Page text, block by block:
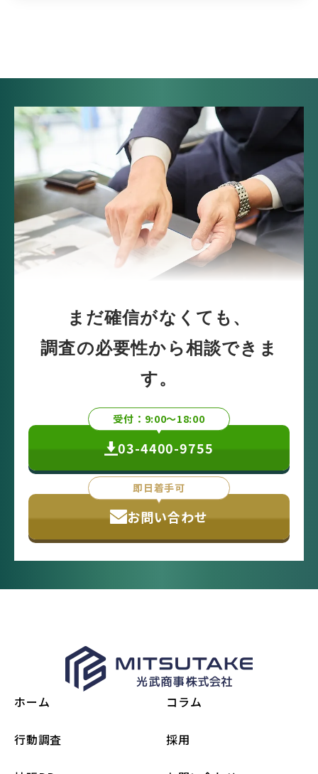
まだ確信がなくても、
調査の必要性から相談できま
す。
受付：9:00〜18:00
03-4400-9755
即日着手可
お問い合わせ
ホーム
行動調査
コラム
採用